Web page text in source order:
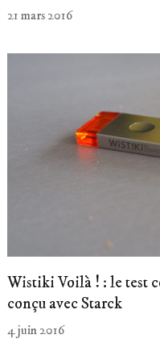
21 mars 2016
Wistiki Voilà ! : le test
conçu avec Starck
4 juin 2016